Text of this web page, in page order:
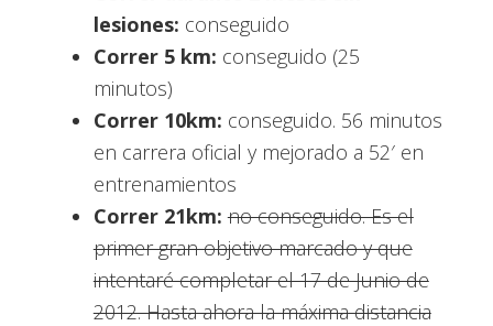
lesiones: conseguido
Correr 5 km: conseguido (25
minutos)
Correr 10km: conseguido. 56 minutos
en carrera oficial y mejorado a 52′ en
entrenamientos
Correr 21km: no conseguido. Es el
primer gran objetivo marcado y que
intentaré completar el 17 de Junio de
2012. Hasta ahora la máxima distancia